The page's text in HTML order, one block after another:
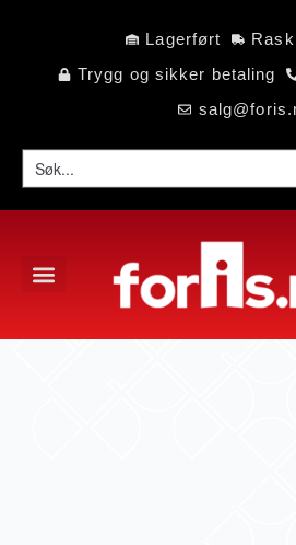
Lagerført
Trygg og sikker betaling